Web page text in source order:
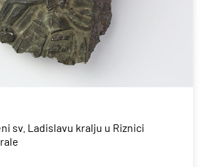
sv. Ladislavu kralju u Riznici